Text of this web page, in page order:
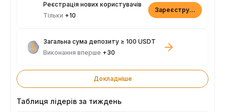
Реєстрація нових користувачів
Тільки +10
Зареєструватися
Загальна сума депозиту ≥ 100 USDT
Виконання вперше +30
Докладніше
Таблиця лідерів за тиждень